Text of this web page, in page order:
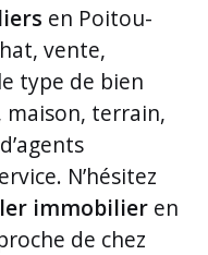
en Poitou-
vente,
type de bien
terrain,
N’hésitez
immobilier en
de chez